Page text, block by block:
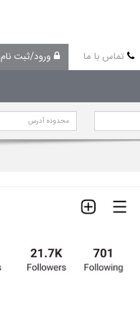
تماس با ما ورود/ثبت نام